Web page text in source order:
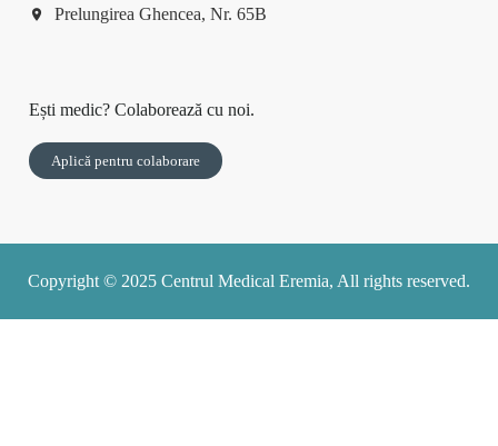
Prelungirea Ghencea, Nr. 65B
Ești medic? Colaborează cu noi.
Aplică pentru colaborare
Copyright © 2025 Centrul Medical Eremia, All rights reserved.